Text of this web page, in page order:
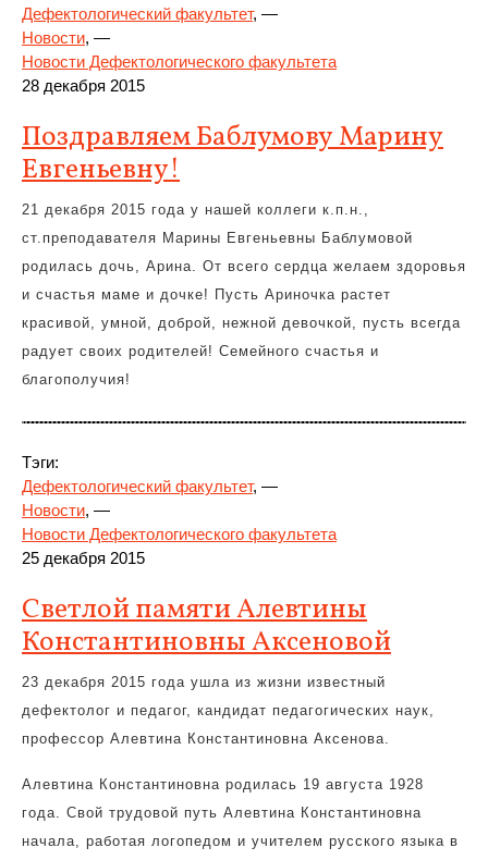
Дефектологический факультет, —
Новости, —
Новости Дефектологического факультета
28 декабря 2015
Поздравляем Баблумову Марину
Евгеньевну!
21 декабря 2015 года у нашей коллеги к.п.н.,
ст.преподавателя Марины Евгеньевны Баблумовой
родилась дочь, Арина. От всего сердца желаем здоровья
и счастья маме и дочке! Пусть Ариночка растет
красивой, умной, доброй, нежной девочкой, пусть всегда
радует своих родителей! Семейного счастья и
благополучия!
Тэги:
Дефектологический факультет, —
Новости, —
Новости Дефектологического факультета
25 декабря 2015
Светлой памяти Алевтины
Константиновны Аксеновой
23 декабря 2015 года ушла из жизни известный
дефектолог и педагог, кандидат педагогических наук,
профессор Алевтина Константиновна Аксенова.
Алевтина Константиновна родилась 19 августа 1928
года. Свой трудовой путь Алевтина Константиновна
начала, работая логопедом и учителем русского языка в